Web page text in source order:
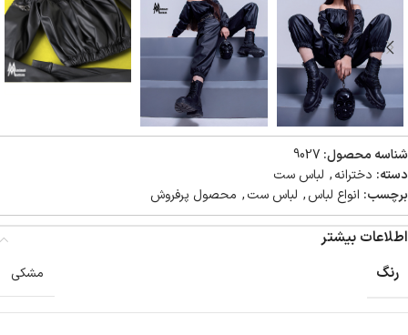
شناسه محصول: 9027
دسته: دخترانه, لباس ست
برچسب: انواع لباس, لباس ست, محصول پرفروش
اطلاعات بیشتر
رنگ
مشکی